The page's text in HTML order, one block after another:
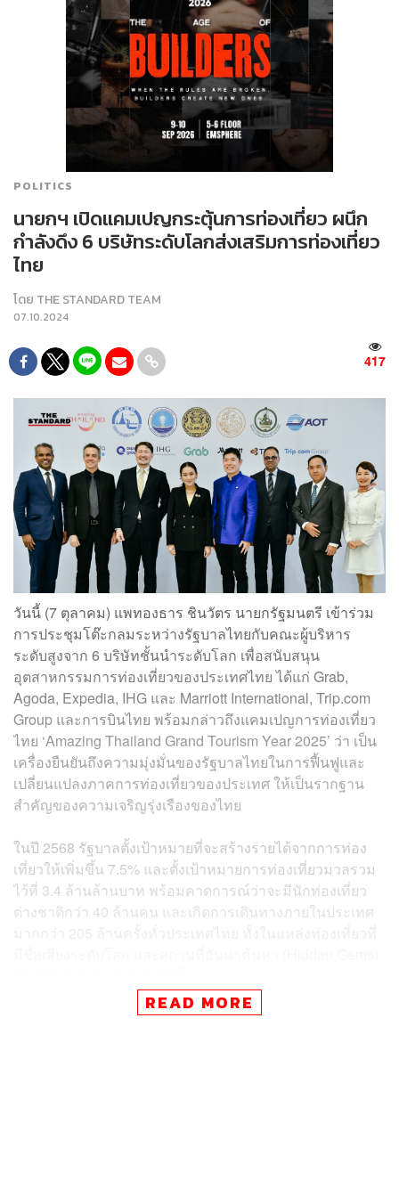
POLITICS
นายกฯ เปิดแคมเปญกระตุ้นการท่องเที่ยว ผนึก
กำลังดึง 6 บริษัทระดับโลกส่งเสริมการท่องเที่ยว
ไทย
โดย THE STANDARD TEAM
07.10.2024
417
วันนี้ (7 ตุลาคม) แพทองธาร ชินวัตร นายกรัฐมนตรี เข้าร่วม
การประชุมโต๊ะกลมระหว่างรัฐบาลไทยกับคณะผู้บริหาร
ระดับสูงจาก 6 บริษัทชั้นนำระดับโลก เพื่อสนับสนุน
อุตสาหกรรมการท่องเที่ยวของประเทศไทย ได้แก่ Grab,
Agoda, Expedia, IHG และ Marriott International, Trip.com
Group และการบินไทย พร้อมกล่าวถึงแคมเปญการท่องเที่ยว
ไทย ‘Amazing Thailand Grand Tourism Year 2025’ ว่า เป็น
เครื่องยืนยันถึงความมุ่งมั่นของรัฐบาลไทยในการฟื้นฟูและ
เปลี่ยนแปลงภาคการท่องเที่ยวของประเทศ ให้เป็นรากฐาน
สำคัญของความเจริญรุ่งเรืองของไทย
ในปี 2568 รัฐบาลตั้งเป้าหมายที่จะสร้างรายได้จากการท่อง
เที่ยวให้เพิ่มขึ้น 7.5% และตั้งเป้าหมายการท่องเที่ยวมวลรวม
ไว้ที่ 3.4 ล้านล้านบาท พร้อมคาดการณ์ว่าจะมีนักท่องเที่ยว
ต่างชาติกว่า 40 ล้านคน และเกิดการเดินทางภายในประเทศ
มนต์เสน่ห์ไทย (Thai Charisma) นำเสนอประสบการณ์
READ MORE